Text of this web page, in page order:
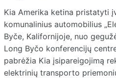
Kia Amerika ketina pristatyti
komunalinius automobilius
Byče, Kalifornijoje, nuo
Long Byčo konferencijų
pabrėžia Kia įsipareigojimą
elektrinių transporto